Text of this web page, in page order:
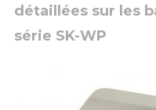
détaillées sur les
série SK-WP